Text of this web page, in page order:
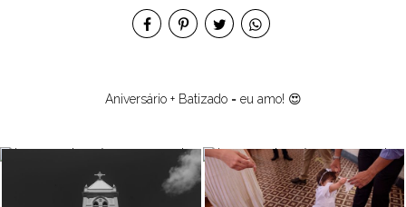
Aniversário + Batizado = eu amo! 😍